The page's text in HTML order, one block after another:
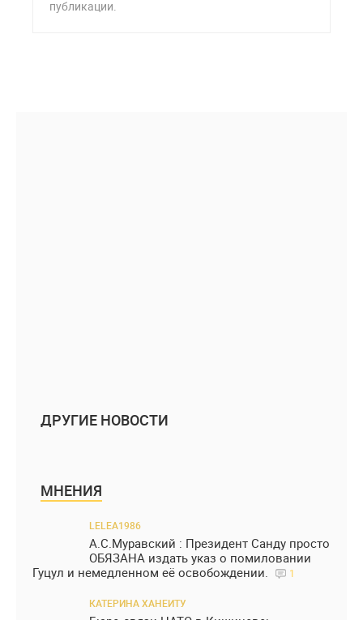
публикации.
ДРУГИЕ НОВОСТИ
МНЕНИЯ
LELEA1986
А.С.Муравский : Президент Санду просто
ОБЯЗАНА издать указ о помиловании
Гуцул и немедленном её освобождении.
1
КАТЕРИНА ХАНЕИТУ